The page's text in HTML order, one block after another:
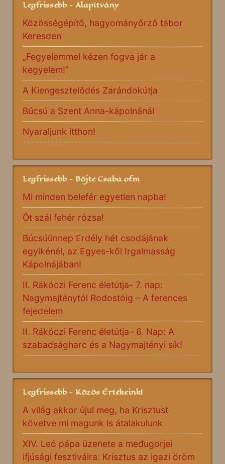
Legfrissebb - Alapítvány
Közösségépítő, hagyományőrző tábor
Keresden
„Fegyelemmel kézen fogva jár a
kegyelem!”
A Kiengesztelődés Zarándokútja
Búcsú a Szent Anna-kápolnánál
Nyaraljunk itthon!
Legfrissebb - Böjte Csaba ofm
Mi minden belefér egyetlen napba!
Öt szál fehér rózsa!
Búcsúünnep Erdély hét csodájának
egyikénél, az Egyes-kői Irgalmasság
Kápolnájában!
II. Rákóczi Ferenc életútja- 7. nap:
Nagymajténytól Rodostóig – A ferences
fejedelem
II. Rákóczi Ferenc életútja– 6. Nap: A
szabadságharc és a Nagymajtényi sík!
Legfrissebb - Közös Értékeink!
A világ akkor újul meg, ha Krisztust
követve mi magunk is átalakulunk
XIV. Leó pápa üzenete a međugorjei
ifjúsági fesztiválra: Krisztus az igazi öröm